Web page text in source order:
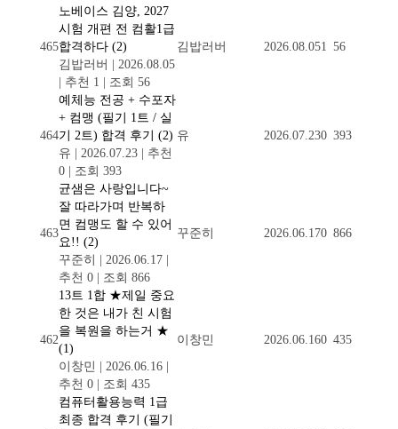
465
노베이스 김양, 2027
시험 개편 전 컴활1급
합격하다 (2)
김밥러버 | 2026.08.05
| 추천 1 | 조회 56
김밥러버 2026.08.051 56
464
예체능 전공 + 수포자
+ 컴맹 (필기 1트 / 실
기 2트) 합격 후기 (2)
유 | 2026.07.23 | 추천
0 | 조회 393
유 2026.07.230 393
463
균샘은 사랑입니다~
잘 따라가며 반복하
면 컴맹도 할 수 있어
요!! (2)
꾸준히 | 2026.06.17 |
추천 0 | 조회 866
꾸준히 2026.06.170 866
462
13트 1합 ★제일 중요
한 것은 내가 친 시험
을 복원을 하는거 ★
(1)
이창민 | 2026.06.16 |
추천 0 | 조회 435
이창민 2026.06.160 435
컴퓨터활용능력 1급
최종 합격 후기 (필기